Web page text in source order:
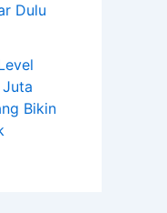
Dulu
Juta
Bikin